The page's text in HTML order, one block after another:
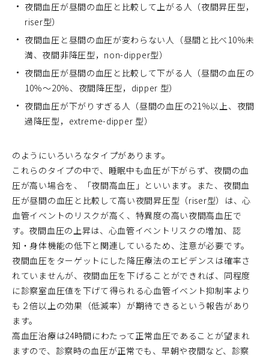
夜間血圧が昼間の血圧と比較して上がる人（夜間昇圧型，
riser型）
夜間血圧と昼間の血圧が変わらない人（昼間と比べ10％未
満、夜間非降圧型，non-dipper型）
夜間血圧が昼間の血圧と比較して下がる人（昼間の血圧の
10％～20％、夜間降圧型，dipper 型）
夜間血圧が下がりすぎる人（昼間の血圧の21％以上、夜間
過降圧型，extreme-dipper 型）
のようにいろいろなタイプがあります。
これらのタイプの中で、睡眠中も血圧が下がらず、夜間の血
圧が高い場合を、「夜間高血圧」といいます。また、夜間血
圧が昼間の血圧と比較して高い夜間昇圧型（riser型）は、心
血管イベントのリスクが高く、特異度の高い夜間高血圧で
す。夜間血圧の上昇は、心血管イベントリスクの増加、認
知・身体機能の低下と関連しているため、注意が必要です。
夜間血圧をターゲットにした降圧療法のエビデンスは確率さ
れていませんが、夜間血圧を下げることができれば、同程度
に診察室血圧値を下げて得られる心血管イベント抑制率より
も２倍以上の効果（低減率）が期待できるという報告があり
ます。
高血圧治療は24時間にわたって正常血圧であることが望まれ
ますので、診察時の血圧が正常でも、早朝や夜間など、診察